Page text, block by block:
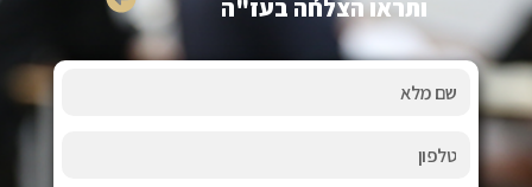
ותראו הצלחה בעז"ה